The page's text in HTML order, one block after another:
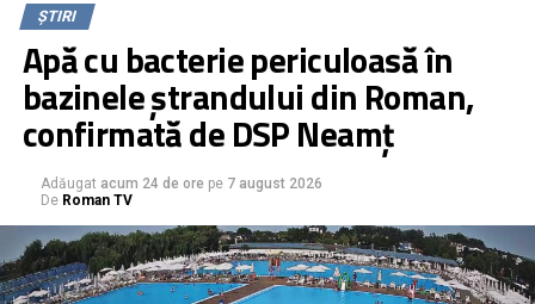
ȘTIRI
Apă cu bacterie periculoasă în
bazinele ștrandului din Roman,
confirmată de DSP Neamț
Adăugat acum 24 de ore pe 7 august 2026
De Roman TV